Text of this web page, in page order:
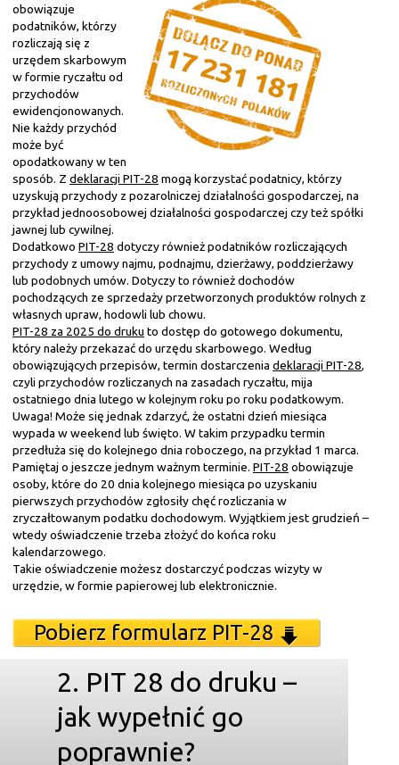
obowiązuje
podatników, którzy
rozliczają się z
urzędem skarbowym
w formie ryczałtu od
przychodów
ewidencjonowanych.
Nie każdy przychód
może być
opodatkowany w ten
sposób. Z deklaracji PIT-28 mogą korzystać podatnicy, którzy
uzyskują przychody z pozarolniczej działalności gospodarczej, na
przykład jednoosobowej działalności gospodarczej czy też spółki
jawnej lub cywilnej.
Dodatkowo PIT-28 dotyczy również podatników rozliczających
przychody z umowy najmu, podnajmu, dzierżawy, poddzierżawy
lub podobnych umów. Dotyczy to również dochodów
pochodzących ze sprzedaży przetworzonych produktów rolnych z
własnych upraw, hodowli lub chowu.
PIT-28 za 2025 do druku to dostęp do gotowego dokumentu,
który należy przekazać do urzędu skarbowego. Według
obowiązujących przepisów, termin dostarczenia deklaracji PIT-28,
czyli przychodów rozliczanych na zasadach ryczałtu, mija
ostatniego dnia lutego w kolejnym roku po roku podatkowym.
Uwaga! Może się jednak zdarzyć, że ostatni dzień miesiąca
wypada w weekend lub święto. W takim przypadku termin
przedłuża się do kolejnego dnia roboczego, na przykład 1 marca.
Pamiętaj o jeszcze jednym ważnym terminie. PIT-28 obowiązuje
osoby, które do 20 dnia kolejnego miesiąca po uzyskaniu
pierwszych przychodów zgłosiły chęć rozliczania w
zryczałtowanym podatku dochodowym. Wyjątkiem jest grudzień –
wtedy oświadczenie trzeba złożyć do końca roku
kalendarzowego.
Takie oświadczenie możesz dostarczyć podczas wizyty w
urzędzie, w formie papierowej lub elektronicznie.
Pobierz formularz PIT-28
2. PIT 28 do druku –
jak wypełnić go
poprawnie?